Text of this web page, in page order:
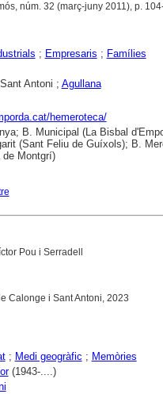
núm. 32 (març-juny 2011), p.
; Empresaris ; Famílies
Antoni ; Agullana
hemeroteca/
B. Municipal (La Bisbal
(Sant Feliu de Guíxols); B.
de Montgrí)
Pou i Serradell
Calonge i Sant Antoni, 2023
; Medi geogràfic ; Memòries
(1943-....)